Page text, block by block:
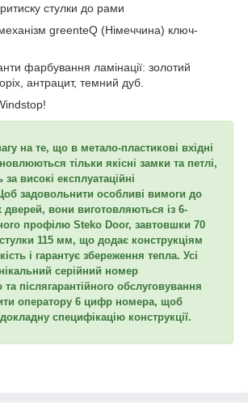
стулки до рами
greenteQ (Німеччина) ключ-
фарбування ламінації: золотий
антрацит, темний дуб.
на те, що в метало-пластикові вхідні
тільки якісні замки та петлі,
за високі експлуатаційні
задовольнити особливі вимоги до
дверей, вони виготовляються із 6-
профілю Steko Door, завтовшки 70
115 мм, що додає конструкціям
і гарантує збереження тепла. Усі
серійний номер
та післягарантійного обслуговування
оператору 6 цифр номера, щоб
специфікацію конструкції.